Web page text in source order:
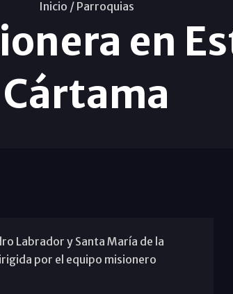
Inicio / Parroquias
en
Cártama
Labrador y Santa María de la
por el equipo misionero